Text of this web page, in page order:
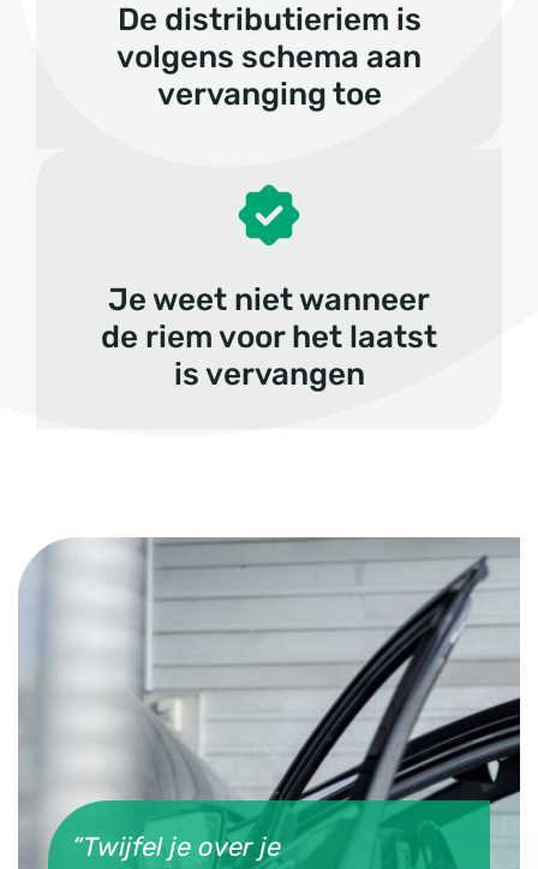
De distributieriem is
volgens schema aan
vervanging toe
Je weet niet wanneer
de riem voor het laatst
is vervangen
“Twijfel je over je